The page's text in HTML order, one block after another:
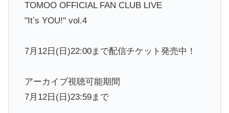
TOMOO OFFICIAL FAN CLUB LIVE
"Itʼs YOU!" vol.4
7月12日(日)22:00まで配信チケット発売中！
アーカイブ視聴可能期間
7月12日(日)23:59まで